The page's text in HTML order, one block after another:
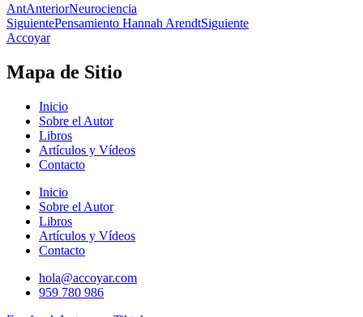
AntAnteriorNeurociencia
SiguientePensamiento Hannah ArendtSiguiente
Accoyar
Mapa de Sitio
Inicio
Sobre el Autor
Libros
Artículos y Vídeos
Contacto
Inicio
Sobre el Autor
Libros
Artículos y Vídeos
Contacto
hola@accoyar.com
959 780 986